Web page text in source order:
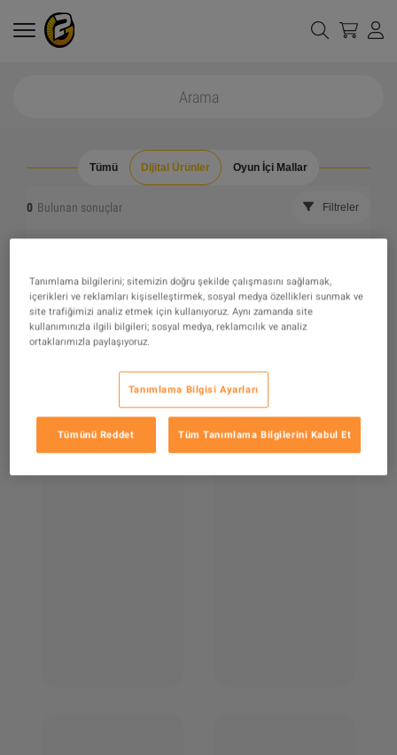
Tümü Dijital Ürünler Oyun İçi Mallar
0 Bulunan sonuçlar Filtreler
The product you were looking for was not found, maybe
one of our recommendations will pique your interest
instead?
Tanımlama bilgilerini; sitemizin doğru şekilde çalışmasını sağlamak,
içerikleri ve reklamları kişiselleştirmek, sosyal medya özellikleri sunmak ve
site trafiğimizi analiz etmek için kullanıyoruz. Aynı zamanda site
kullanımınızla ilgili bilgileri; sosyal medya, reklamcılık ve analiz
ortaklarımızla paylaşıyoruz.
Tanımlama Bilgisi Ayarları
Tümünü Reddet Tüm Tanımlama Bilgilerini Kabul Et